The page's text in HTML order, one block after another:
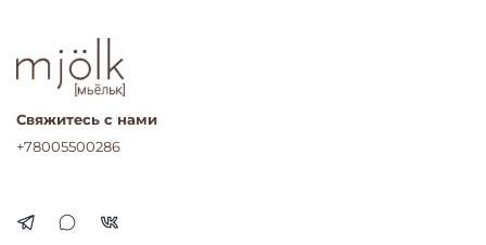
Свяжитесь с нами
+78005500286